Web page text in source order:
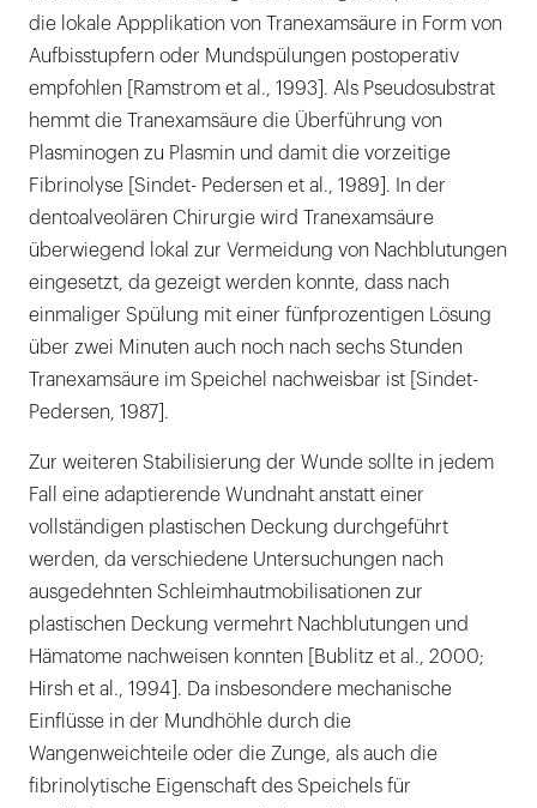
die lokale Appplikation von Tranexamsäure in Form von
Aufbisstupfern oder Mundspülungen postoperativ
empfohlen [Ramstrom et al., 1993]. Als Pseudosubstrat
hemmt die Tranexamsäure die Überführung von
Plasminogen zu Plasmin und damit die vorzeitige
Fibrinolyse [Sindet- Pedersen et al., 1989]. In der
dentoalveolären Chirurgie wird Tranexamsäure
überwiegend lokal zur Vermeidung von Nachblutungen
eingesetzt, da gezeigt werden konnte, dass nach
einmaliger Spülung mit einer fünfprozentigen Lösung
über zwei Minuten auch noch nach sechs Stunden
Tranexamsäure im Speichel nachweisbar ist [Sindet-
Pedersen, 1987].
Zur weiteren Stabilisierung der Wunde sollte in jedem
Fall eine adaptierende Wundnaht anstatt einer
vollständigen plastischen Deckung durchgeführt
werden, da verschiedene Untersuchungen nach
ausgedehnten Schleimhautmobilisationen zur
plastischen Deckung vermehrt Nachblutungen und
Hämatome nachweisen konnten [Bublitz et al., 2000;
Hirsh et al., 1994]. Da insbesondere mechanische
Einflüsse in der Mundhöhle durch die
Wangenweichteile oder die Zunge, als auch die
fibrinolytische Eigenschaft des Speichels für